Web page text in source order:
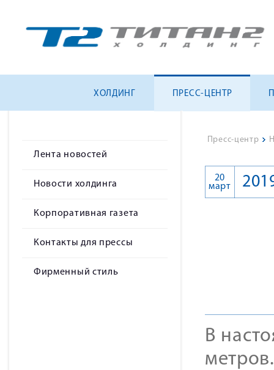
ХОЛДИНГ ПРЕСС-ЦЕНТР
Лента новостей
Новости холдинга
Корпоративная газета
Контакты для прессы
Фирменный стиль
Пресс-центр >
20
март
В
метров.